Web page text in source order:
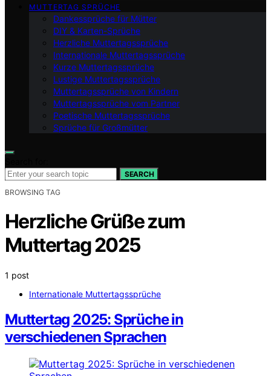
MUTTERTAG SPRÜCHE
Dankessprüche für Mütter
DIY & Karten-Sprüche
Herzliche Muttertagssprüche
Internationale Muttertagssprüche
Kurze Muttertagssprüche
Lustige Muttertagssprüche
Muttertagssprüche von Kindern
Muttertagssprüche vom Partner
Poetische Muttertagssprüche
Sprüche für Großmütter
SEARCH
BROWSING TAG
Herzliche Grüße zum
Muttertag 2025
1 post
Internationale Muttertagssprüche
Muttertag 2025: Sprüche in
verschiedenen Sprachen